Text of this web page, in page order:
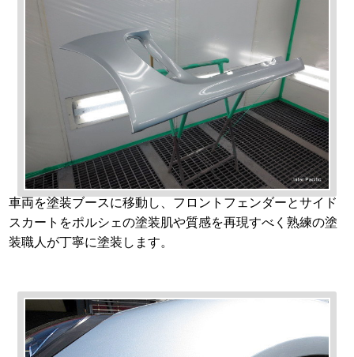
車両を塗装ブースに移動し、フロントフェンダーとサイド
スカートをポルシェの塗装肌や質感を再現すべく熟練の塗
装職人が丁寧に塗装します。